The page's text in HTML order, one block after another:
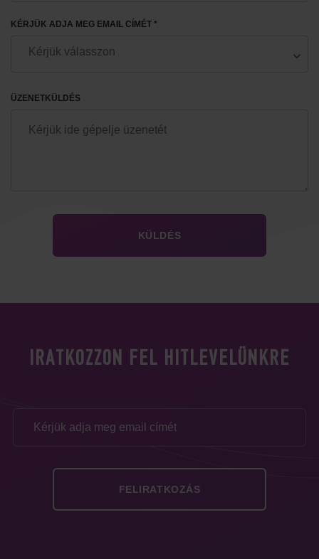
KÉRJÜK ADJA MEG EMAIL CÍMÉT *
ÜZENETKÜLDÉS
IRATKOZZON FEL HITLEVELÜNKRE